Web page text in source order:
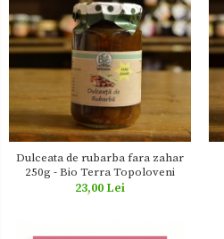
Dulceata de rubarba fara zahar
250g - Bio Terra Topoloveni
23,00 Lei